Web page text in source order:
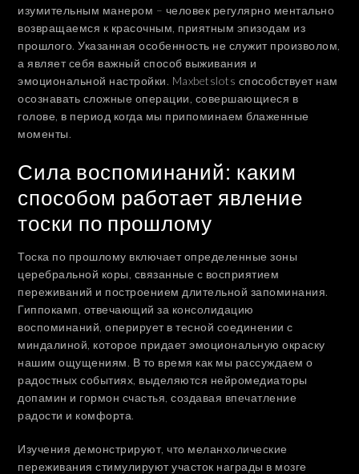
изумительным манером – человек регулярно ментально
возвращаемся к красочным, приятным эпизодам из
прошлого. Указанная особенность не служит произволом,
а являет себя важный способ выживания и
эмоциональной настройки. Maxbetslots способствует нам
осознавать сложные операции, совершающиеся в
голове, в период когда мы припоминаем блаженные
моменты.
Сила воспоминаний: каким
способом работает явление
тоски по прошлому
Тоска по прошлому включает определенные зоны
церебральной коры, связанные с восприятием
переживаний и построением длительной запоминания.
Гиппокамп, отвечающий за консолидацию
воспоминаний, оперирует в тесной соединении с
миндалиной, которое придает эмоциональную окраску
нашим ощущениям. В то время как мы рассуждаем о
радостных событиях, выделяются нейромедиаторы
допамин и гормон счастья, создавая впечатление
радости и комфорта.
Изучения демонстрируют, что меланхолические
переживания стимулируют участок награды в мозге